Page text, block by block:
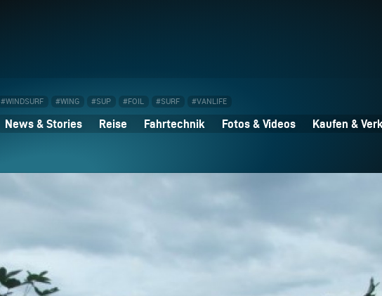
#WINDSURF #WING #SUP #FOIL #SURF #VANLIFE
News & Stories Reise Fahrtechnik Fotos & Videos Kaufen &